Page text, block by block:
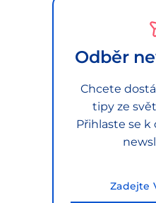
Odběr
Chcete
tipy ze
Přihlaste se